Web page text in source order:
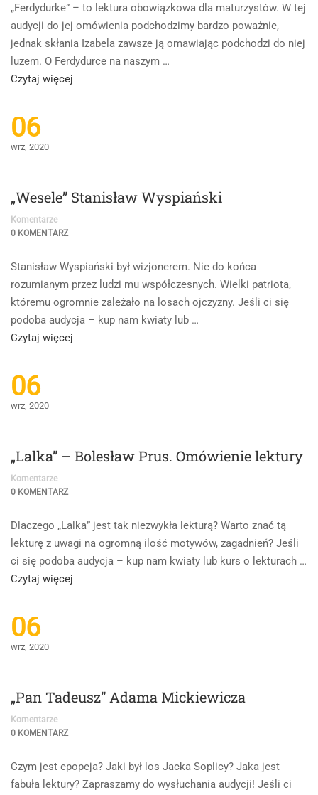
„Ferdydurke” – to lektura obowiązkowa dla maturzystów. W tej
audycji do jej omówienia podchodzimy bardzo poważnie,
jednak skłania Izabela zawsze ją omawiając podchodzi do niej
luzem. O Ferdydurce na naszym …
Read
about
Ferdydurke
–
Czytaj więcej
06
wrz, 2020
„Wesele” Stanisław Wyspiański
Komentarze
0 KOMENTARZ
Stanisław Wyspiański był wizjonerem. Nie do końca
rozumianym przez ludzi mu współczesnych. Wielki patriota,
któremu ogromnie zależało na losach ojczyzny. Jeśli ci się
podoba audycja – kup nam kwiaty lub …
Read
about
„Wesele”
Stanisław
Czytaj więcej
06
wrz, 2020
„Lalka” – Bolesław Prus. Omówienie lektury
Komentarze
0 KOMENTARZ
Dlaczego „Lalka” jest tak niezwykła lekturą? Warto znać tą
lekturę z uwagi na ogromną ilość motywów, zagadnień? Jeśli
ci się podoba audycja – kup nam kwiaty lub kurs o lekturach …
Read
about
„Lalka”
–
Omówienie
lektury
Czytaj więcej
06
wrz, 2020
„Pan Tadeusz” Adama Mickiewicza
Komentarze
0 KOMENTARZ
Czym jest epopeja? Jaki był los Jacka Soplicy? Jaka jest
fabuła lektury? Zapraszamy do wysłuchania audycji! Jeśli ci